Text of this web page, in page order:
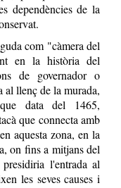
dependències de la
com "càmera del
en la història del
de governador o
al llenç de la murada,
data del 1465,
que connecta amb
aquesta zona, en la
on fins a mitjans del
l'entrada al
les seves causes i